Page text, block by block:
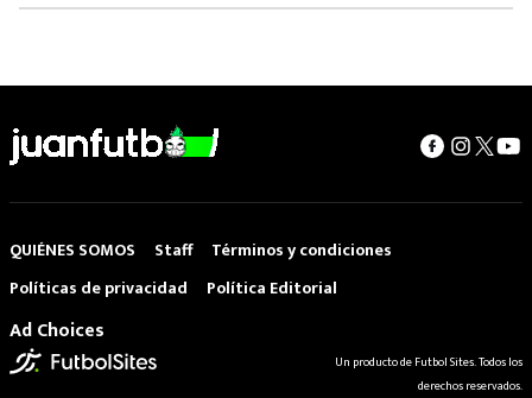
QUIÉNES SOMOS Staff
Términos y condiciones
Políticas de privacidad
Política Editorial
Ad Choices
Un producto de Futbol Sites. Todos los
derechos reservados.